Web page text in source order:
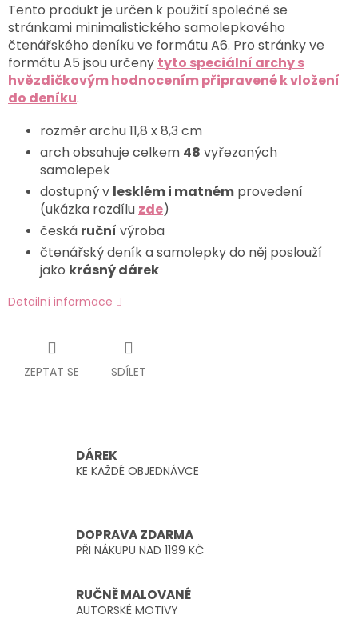
Tento produkt je určen k použití společně se
stránkami minimalistického samolepkového
čtenářského deníku ve formátu A6. Pro stránky ve
formátu A5 jsou určeny tyto speciální archy s
hvězdičkovým hodnocením připravené k vložení
do deníku.
rozměr archu 11,8 x 8,3 cm
arch obsahuje celkem 48 vyřezaných
samolepek
dostupný v lesklém i matném provedení
(ukázka rozdílu zde)
česká ruční výroba
čtenářský deník a samolepky do něj poslouží
jako krásný dárek
Detailní informace
ZEPTAT SE SDÍLET
DÁREK
KE KAŽDÉ OBJEDNÁVCE
DOPRAVA ZDARMA
PŘI NÁKUPU NAD 1199 KČ
RUČNĚ MALOVANÉ
AUTORSKÉ MOTIVY